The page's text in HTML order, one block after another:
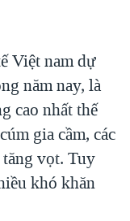
CUỘC'
NAM
SÂM
THÔN MỸ
Việt nam dự
năm nay, là
cao nhất thế
gia cầm, các
vọt. Tuy
khó khăn